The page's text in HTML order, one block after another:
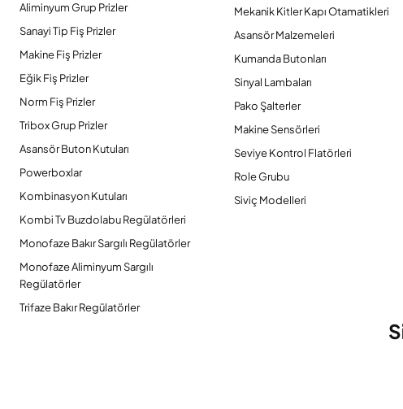
Aliminyum Grup Prizler
Sanayi Tip Fiş Prizler
Makine Fiş Prizler
Eğik Fiş Prizler
Norm Fiş Prizler
Tribox Grup Prizler
Asansör Buton Kutuları
Powerboxlar
Kombinasyon Kutuları
Kombi Tv Buzdolabu Regülatörleri
Monofaze Bakır Sargılı Regülatörler
Monofaze Aliminyum Sargılı
Regülatörler
Trifaze Bakır Regülatörler
Mekanik Kitler Kapı Otamatikleri
Asansör Malzemeleri
Kumanda Butonları
Sinyal Lambaları
Pako Şalterler
Makine Sensörleri
Seviye Kontrol Flatörleri
Role Grubu
Siviç Modelleri